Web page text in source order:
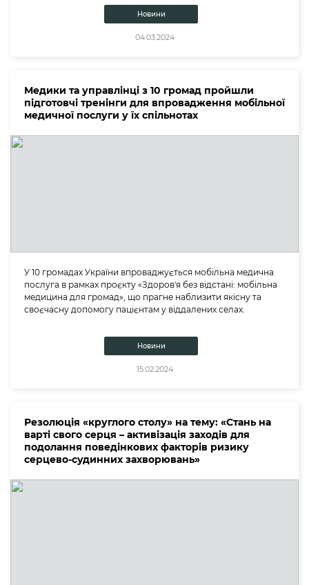
Новини
04.03.2024
Медики та управлінці з 10 громад пройшли
підготовчі тренінги для впровадження мобільної
медичної послуги у їх спільнотах
У 10 громадах України впроваджується мобільна медична
послуга в рамках проєкту «Здоров'я без відстані: мобільна
медицина для громад», що прагне наблизити якісну та
своєчасну допомогу пацієнтам у віддалених селах.
Новини
15.02.2024
Резолюція «круглого столу» на тему: «Стань на
варті свого серця – активізація заходів для
подолання поведінкових факторів ризику
серцево-судинних захворювань»